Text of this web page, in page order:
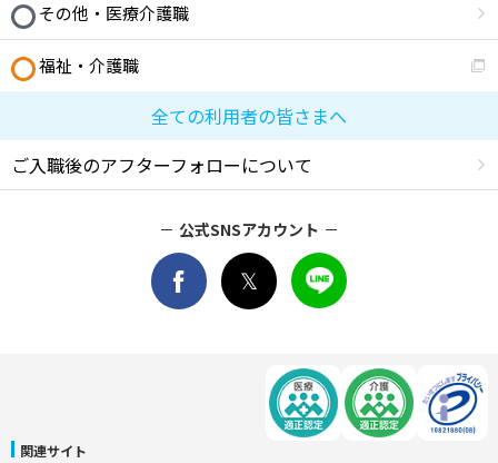
その他・医療介護職
福祉・介護職
全ての利用者の皆さまへ
ご入職後のアフターフォローについて
公式SNSアカウント
関連サイト